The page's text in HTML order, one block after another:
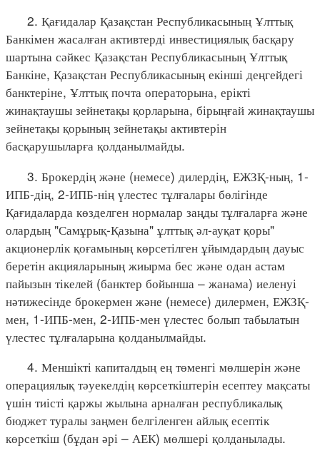
2. Қағидалар Қазақстан Республикасының Ұлттық
Банкімен жасалған активтерді инвестициялық басқару
шартына сәйкес Қазақстан Республикасының Ұлттық
Банкіне, Қазақстан Республикасының екінші деңгейдегі
банктеріне, Ұлттық почта операторына, ерікті
жинақтаушы зейнетақы қорларына, бірыңғай жинақтаушы
зейнетақы қорының зейнетақы активтерін
басқарушыларға қолданылмайды.
3. Брокердің және (немесе) дилердің, ЕЖЗҚ-ның, 1-
ИПБ-дің, 2-ИПБ-нің үлестес тұлғалары бөлігінде
Қағидаларда көзделген нормалар заңды тұлғаларға және
олардың "Самұрық-Қазына" ұлттық әл-ауқат қоры"
акционерлік қоғамының көрсетілген ұйымдардың дауыс
беретін акцияларының жиырма бес және одан астам
пайызын тікелей (банктер бойынша – жанама) иеленуі
нәтижесінде брокермен және (немесе) дилермен, ЕЖЗҚ-
мен, 1-ИПБ-мен, 2-ИПБ-мен үлестес болып табылатын
үлестес тұлғаларына қолданылмайды.
4. Меншікті капиталдың ең төменгі мөлшерін және
операциялық тәуекелдің көрсеткіштерін есептеу мақсаты
үшін тиісті қаржы жылына арналған республикалық
бюджет туралы заңмен белгіленген айлық есептік
көрсеткіш (бұдан әрі – АЕК) мөлшері қолданылады.